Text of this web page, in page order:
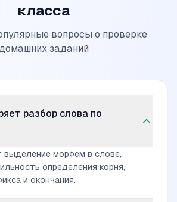
класса
вопросы о проверке
заданий
разбор слова по
выделение морфем в слове,
определения корня,
и окончания.